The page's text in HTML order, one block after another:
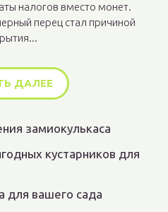
налогов вместо монет.
перец стал причиной
ДАЛЕЕ
замиокулькаса
кустарников для
для вашего сада